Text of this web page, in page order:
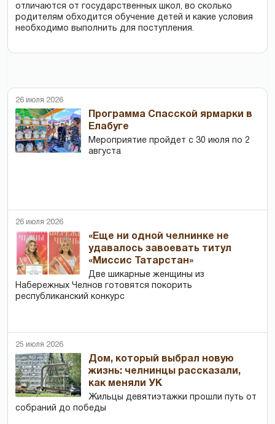
отличаются от государственных школ, во сколько
родителям обходится обучение детей и какие условия
необходимо выполнить для поступления.
26 июля 2026
Программа Спасской ярмарки в
Елабуге
Мероприятие пройдет с 30 июля по 2
августа
26 июля 2026
«Еще ни одной челнинке не
удавалось завоевать титул
«Миссис Татарстан»
Две шикарные женщины из
Набережных Челнов готовятся покорить
республиканский конкурс
25 июля 2026
Дом, который выбрал новую
жизнь: челнинцы рассказали,
как меняли УК
Жильцы девятиэтажки прошли путь от
собраний до победы